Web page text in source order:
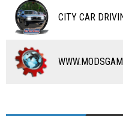
ЧИТЫ
ПРОГРАММЫ
РАЗНОЕ
CITY CAR